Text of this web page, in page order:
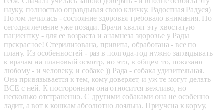
науку, полностью оправдывая свою кличку. Радостная Радуся)
Потом лечилась - состояние здоровья требовало внимания. Но
сегодня лечение уже позади. Врачи хвалят эту хвостатую
пациентку - для ее возраста и анамнеза здоровье у Рады
прекрасное! Стерилизована, привита, обработана - все по
плану. Из особенностей - раз в полгода-год нужно заглядывать
к врачам на плановый осмотр, но это, в общем-то, показано
любому - и человеку, и собаке )) Рада - собака удивительная.
Она привязывается к тем, кому доверяет, и уж те могут делать
ВСЕ с ней. К посторонним она относится вежливо, но
несколько отстраненно. С другими собаками она не особенно
ладит, а вот к кошкам абсолютно лояльна. Приучена к корму,